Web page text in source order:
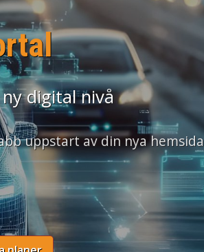
digital nivå
uppstart av din nya hemsida
synk av lager & bilder